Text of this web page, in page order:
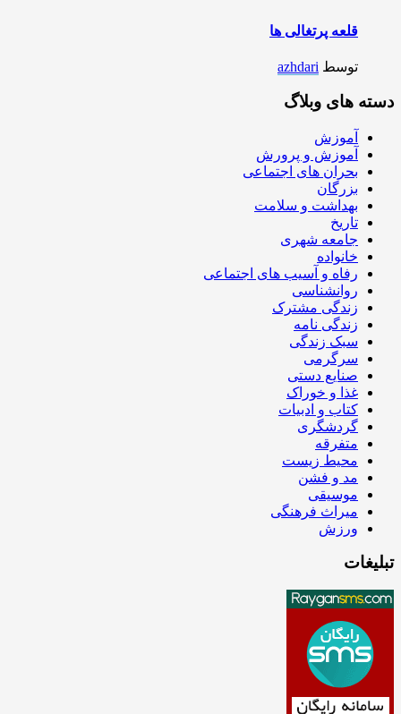
قلعه پرتغالی ها
توسط azhdari
دسته های وبلاگ
آموزش
آموزش و پرورش
بحران های اجتماعی
بزرگان
بهداشت و سلامت
تاریخ
جامعه شهری
خانواده
رفاه و آسیب های اجتماعی
روانشناسی
زندگی مشترک
زندگی نامه
سبک زندگی
سرگرمی
صنایع دستی
غذا و خوراک
کتاب و ادبیات
گردشگری
متفرقه
محیط زیست
مد و فشن
موسیقی
میراث فرهنگی
ورزش
تبلیغات